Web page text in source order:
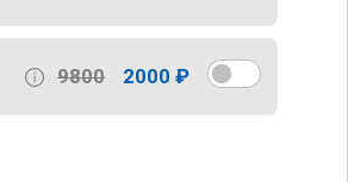
9800 2000 ₽